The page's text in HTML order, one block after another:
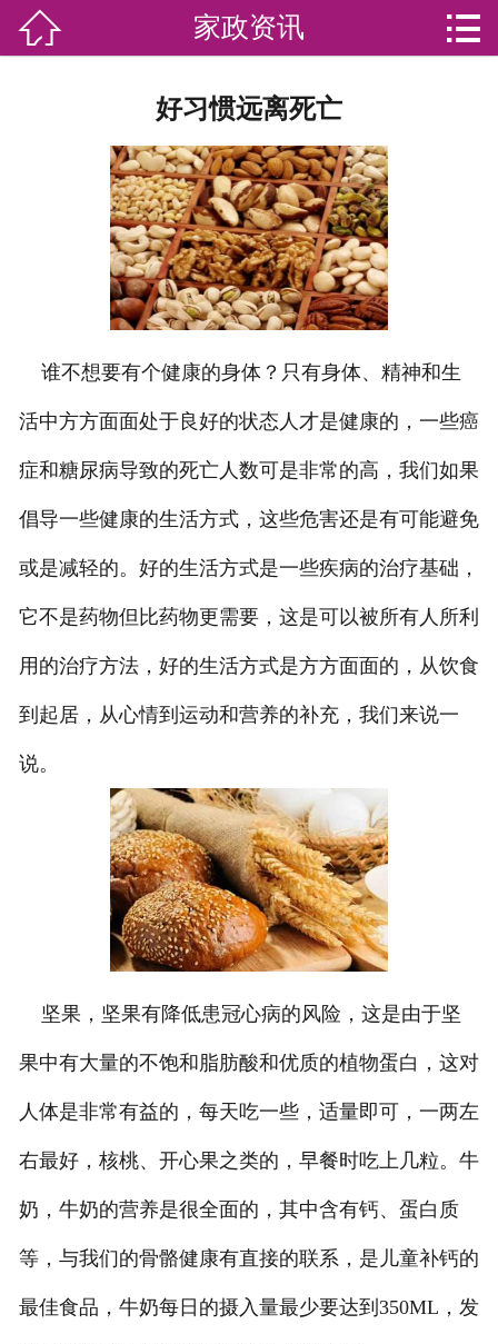
加盟苏家联
荣誉资质
家政资讯
你问我答
关于我们
联系我们
 家政资讯 
好习惯远离死亡
谁不想要有个健康的身体？只有身体、精神和生
活中方方面面处于良好的状态人才是健康的，一些癌
症和糖尿病导致的死亡人数可是非常的高，我们如果
倡导一些健康的生活方式，这些危害还是有可能避免
或是减轻的。好的生活方式是一些疾病的治疗基础，
它不是药物但比药物更需要，这是可以被所有人所利
用的治疗方法，好的生活方式是方方面面的，从饮食
到起居，从心情到运动和营养的补充，我们来说一
说。
坚果，坚果有降低患冠心病的风险，这是由于坚
果中有大量的不饱和脂肪酸和优质的植物蛋白，这对
人体是非常有益的，每天吃一些，适量即可，一两左
右最好，核桃、开心果之类的，早餐时吃上几粒。牛
奶，牛奶的营养是很全面的，其中含有钙、蛋白质
等，与我们的骨骼健康有直接的联系，是儿童补钙的
最佳食品，牛奶每日的摄入量最少要达到350ML，发